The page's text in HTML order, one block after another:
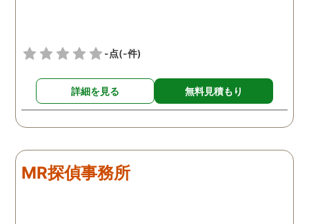
-点(-件)
詳細を見る 無料見積もり
MR探偵事務所